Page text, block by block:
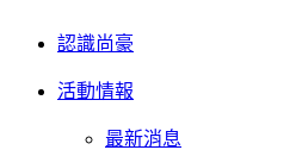
認識尚豪
活動情報
最新消息